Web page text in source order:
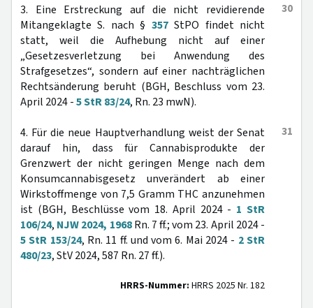
30
3. Eine Erstreckung auf die nicht revidierende
Mitangeklagte S. nach § 357StPO findet nicht
statt, weil die Aufhebung nicht auf einer
„Gesetzesverletzung bei Anwendung des
Strafgesetzes“, sondern auf einer nachträglichen
Rechtsänderung beruht (BGH, Beschluss vom 23.
April 2024 -5 StR 83/24, Rn. 23 mwN).
31
4. Für die neue Hauptverhandlung weist der Senat
darauf hin, dass für Cannabisprodukte der
Grenzwert der nicht geringen Menge nach dem
Konsumcannabisgesetz unverändert ab einer
Wirkstoffmenge von 7,5 Gramm THC anzunehmen
ist (BGH, Beschlüsse vom 18. April 2024 - 1 StR
106/24, NJW 2024, 1968Rn. 7 ff.; vom 23. April 2024 -
5 StR 153/24, Rn. 11 ff. und vom 6. Mai 2024 - 2 StR
480/23, StV 2024, 587 Rn. 27 ff.).
HRRS-Nummer: HRRS 2025 Nr. 182